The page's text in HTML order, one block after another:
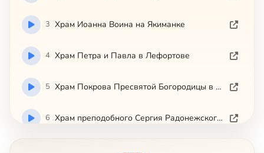
3 Храм Иоанна Воина на Якиманке
4 Храм Петра и Павла в Лефортове
5 Храм Покрова Пресвятой Богородицы в Медведково
6 Храм преподобного Сергия Радонежского в Крапивниках